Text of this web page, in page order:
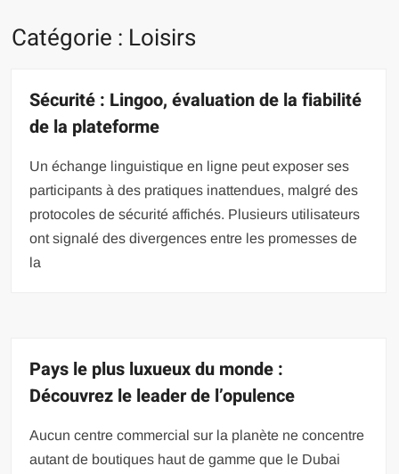
Catégorie : Loisirs
Sécurité : Lingoo, évaluation de la fiabilité
de la plateforme
Un échange linguistique en ligne peut exposer ses
participants à des pratiques inattendues, malgré des
protocoles de sécurité affichés. Plusieurs utilisateurs
ont signalé des divergences entre les promesses de
la
Pays le plus luxueux du monde :
Découvrez le leader de l’opulence
Aucun centre commercial sur la planète ne concentre
autant de boutiques haut de gamme que le Dubai